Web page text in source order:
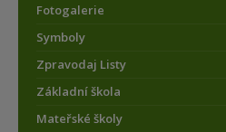
Fotogalerie
Symboly
Zpravodaj Listy
Základní škola
Mateřské školy